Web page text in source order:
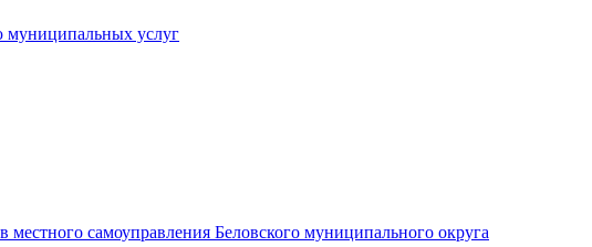
муниципальных услуг
самоуправления Беловского муниципального округа